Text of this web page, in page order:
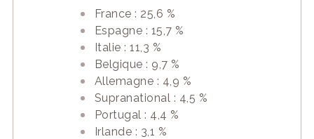
France : 25,6 %
Espagne : 15,7 %
Italie : 11,3 %
Belgique : 9,7 %
Allemagne : 4,9 %
Supranational : 4,5 %
Portugal : 4,4 %
Irlande : 3,1 %